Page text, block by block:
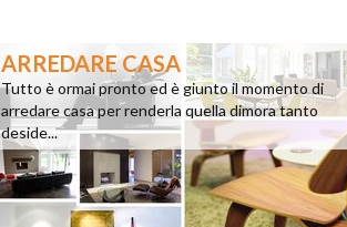
ARREDARE CASA
Tutto è ormai pronto ed è giunto il momento di
arredare casa per renderla quella dimora tanto
deside...